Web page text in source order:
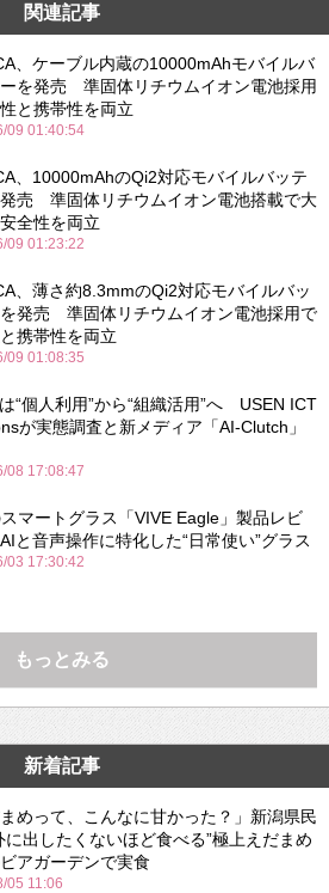
関連記事
、ケーブル内蔵の10000mAhモバイルバ
を発売 準固体リチウムイオン電池採用
と携帯性を両立
09 01:40:54
、10000mAhのQi2対応モバイルバッテ
発売 準固体リチウムイオン電池搭載で大
全性を両立
09 01:23:22
、薄さ約8.3mmのQi2対応モバイルバッ
発売 準固体リチウムイオン電池採用で
携帯性を両立
09 01:08:35
“個人利用”から“組織活用”へ USEN ICT
が実態調査と新メディア「AI-Clutch」
08 17:08:47
マートグラス「VIVE Eagle」製品レビ
と音声操作に特化した“日常使い”グラス
03 17:30:42
もっとみる
新着記事
まめって、こんなに甘かった？」新潟県民
に出したくないほど食べる”極上えだまめ
アガーデンで実食
05 11:06